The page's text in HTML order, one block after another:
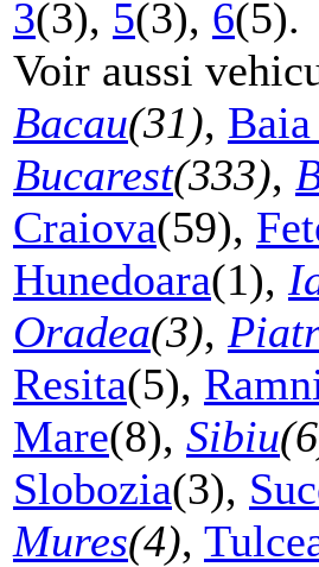
3(3), 5(3), 6(5).
Voir aussi
Bacau(31),
Bucarest(333),
Craiova(59),
Hunedoara(1),
Oradea(3),
Resita(5),
Mare(8), Sibiu
Slobozia(3),
Mures(4),